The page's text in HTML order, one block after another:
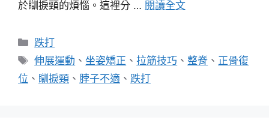
於瞓捩頸的煩惱。這裡分 … 閱讀全文
分
類
跌打
標
籤
伸展運動 、坐姿矯正 、 拉筋技巧 、整脊 、 正骨復
位 、 瞓捩頸 、 脖子不適 、 跌打